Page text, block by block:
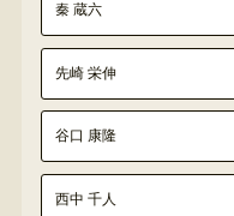
秦 蔵六
先崎 栄伸
谷口 康隆
西中 千人